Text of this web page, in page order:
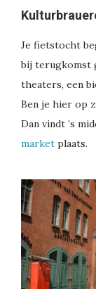
Je fietstocht
bij terugkomst
theaters, een
Ben je hier op
Dan vindt ’s
market plaats.